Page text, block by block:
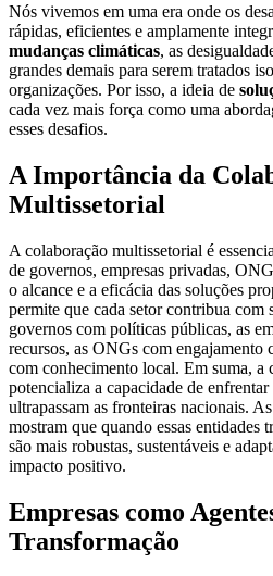
Nós vivemos em uma era onde os
rápidas, eficientes e amplamente
mudanças climáticas, as
grandes demais para serem tratados
organizações. Por isso, a ideia de
cada vez mais força como uma
esses desafios.
A Importância da
Multissetorial
A colaboração multissetorial é
de governos, empresas privadas,
o alcance e a eficácia das soluções
permite que cada setor contribua com
governos com políticas públicas, as
recursos, as ONGs com engajamento
com conhecimento local. Em suma, a
potencializa a capacidade de
ultrapassam as fronteiras nacionais.
mostram que quando essas entidades
são mais robustas, sustentáveis e
impacto positivo.
Empresas como
Transformação